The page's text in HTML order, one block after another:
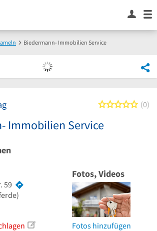
Biedermann- Immobilien Service
00
Immobilien Service
59
Fotos, Videos
Fotos hinzufügen